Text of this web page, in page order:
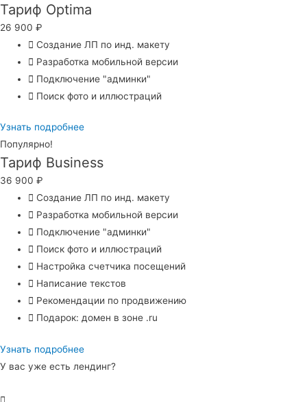
Тариф Optima
26 900 ₽
Создание ЛП по инд. макету
Разработка мобильной версии
Подключение "админки"
Поиск фото и иллюстраций
Узнать подробнее
Популярно!
Тариф Business
36 900 ₽
Создание ЛП по инд. макету
Разработка мобильной версии
Подключение "админки"
Поиск фото и иллюстраций
Настройка счетчика посещений
Написание текстов
Рекомендации по продвижению
Подарок: домен в зоне .ru
Узнать подробнее
У вас уже есть лендинг?